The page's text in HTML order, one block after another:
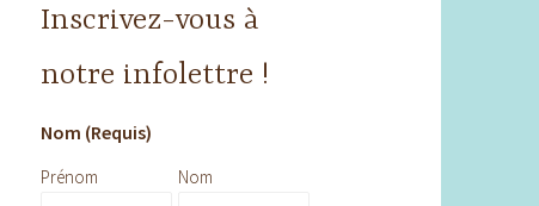
Inscrivez-vous à
notre infolettre !
Nom (Requis)
Prénom Nom